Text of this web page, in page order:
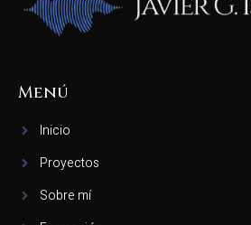
Menú
Inicio
Proyectos
Sobre mí